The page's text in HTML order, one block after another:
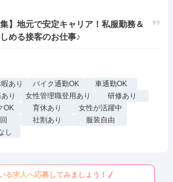
】地元で安定キャリア！私服勤務＆
める接客のお仕事♪
あり バイク通勤OK
車通勤OK
り 女性管理職登用あり
研修あり
OK 育休あり
女性が活躍中
社割あり
服装自由
し
る求人へ応募してみましょう！